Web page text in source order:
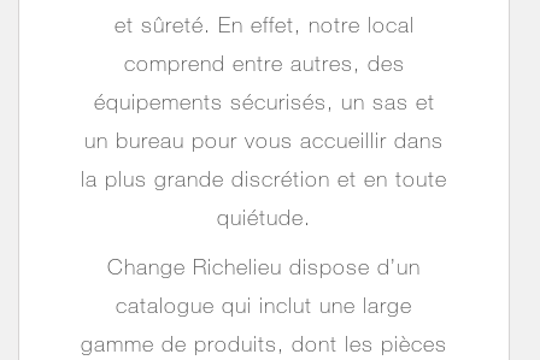
et sûreté. En effet, notre local
comprend entre autres, des
équipements sécurisés, un sas et
un bureau pour vous accueillir dans
la plus grande discrétion et en toute
quiétude.
Change Richelieu dispose d’un
catalogue qui inclut une large
gamme de produits, dont les pièces